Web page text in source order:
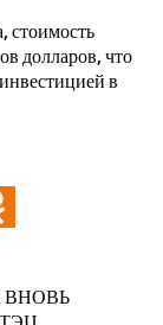
стоимость
долларов, что
в